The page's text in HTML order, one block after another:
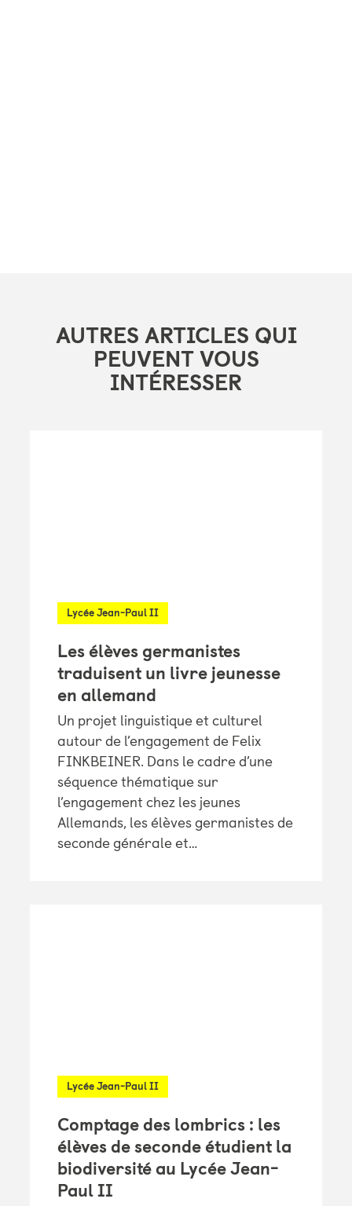
AUTRES ARTICLES QUI
PEUVENT VOUS
INTÉRESSER
Lycée Jean-Paul II
Les élèves germanistes
traduisent un livre jeunesse
en allemand
Un projet linguistique et culturel
autour de l’engagement de Felix
FINKBEINER. Dans le cadre d’une
séquence thématique sur
l’engagement chez les jeunes
Allemands, les élèves germanistes de
seconde générale et…
Lycée Jean-Paul II
Comptage des lombrics : les
élèves de seconde étudient la
biodiversité au Lycée Jean-
Paul II